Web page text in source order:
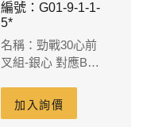
編號：G01-9-1-1-
5*
名稱：勁戰30心前
叉組-銀心 對應B牌
260m/m碟盤-2014
限定版雙色
加入詢價